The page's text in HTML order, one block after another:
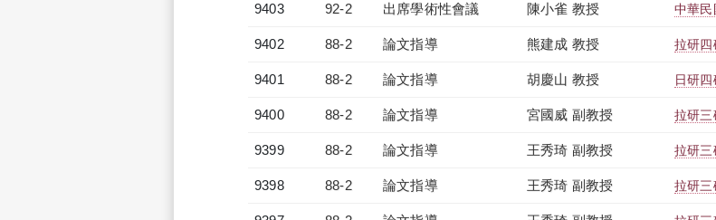
9403 92-2 出席學術性會議 陳小雀 教授 中華民
9402 88-2 論文指導 熊建成 教授 拉研四
9401 88-2 論文指導 胡慶山 教授 日研
9400 88-2 論文指導 宮國威 副教授 拉研三
9399 88-2 論文指導 王秀琦 副教授 拉研三
9398 88-2 論文指導 王秀琦 副教授 拉研三